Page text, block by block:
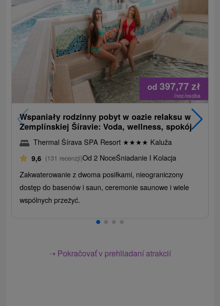
od 397,77zł
/noc/osoba
Wspaniały rodzinny pobyt w oazie relaksu w
Zemplínskiej Šíravie: Voda, wellness, spokój
Thermal Šírava SPA Resort ★★★★ Kaluža
9,6 (131 recenzji)Od 2 NoceŚniadanie I Kolacja
Zakwaterowanie z dwoma posiłkami, nieograniczony
dostęp do basenów i saun, ceremonie saunowe i wiele
wspólnych przeżyć.
➝ Pokračovať v prehliadaní atrakcií